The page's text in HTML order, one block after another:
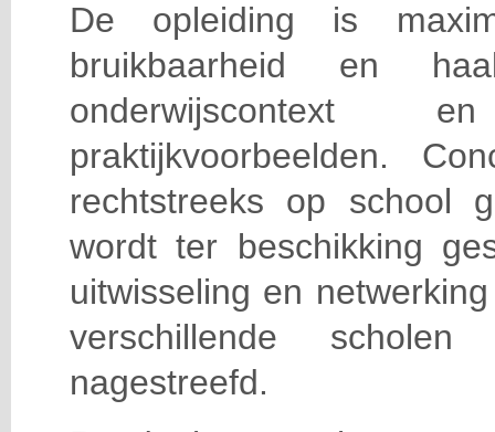
De opleiding is
bruikbaarheid en
praktijkvoorbeelden.
rechtstreeks op school
wordt ter beschikking
uitwisseling en
verschillende scholen
nagestreefd.